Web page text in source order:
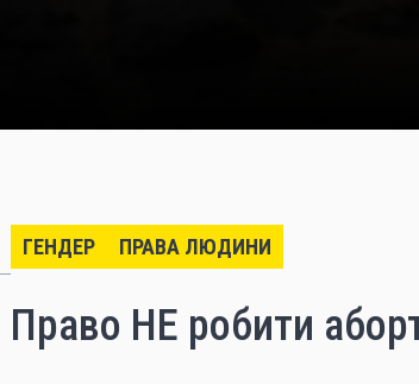
ГЕНДЕР ПРАВА ЛЮДИНИ
Право НЕ робити